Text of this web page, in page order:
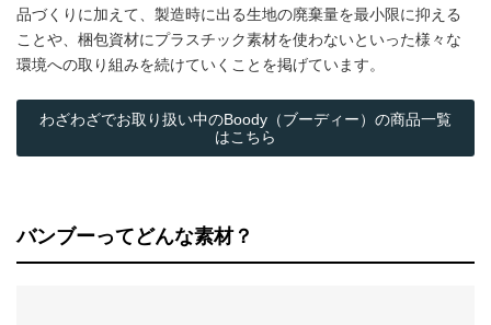
品づくりに加えて、製造時に出る生地の廃棄量を最小限に抑える
ことや、梱包資材にプラスチック素材を使わないといった様々な
環境への取り組みを続けていくことを掲げています。
わざわざでお取り扱い中のBoody（ブーディー）の商品一覧
はこちら
バンブーってどんな素材？